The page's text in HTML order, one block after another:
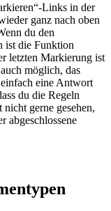
Links in der
ganz nach oben
du den
ist die Funktion
letzten Markierung ist
möglich, das
eine Antwort
du die Regeln
gerne gesehen,
abgeschlossene